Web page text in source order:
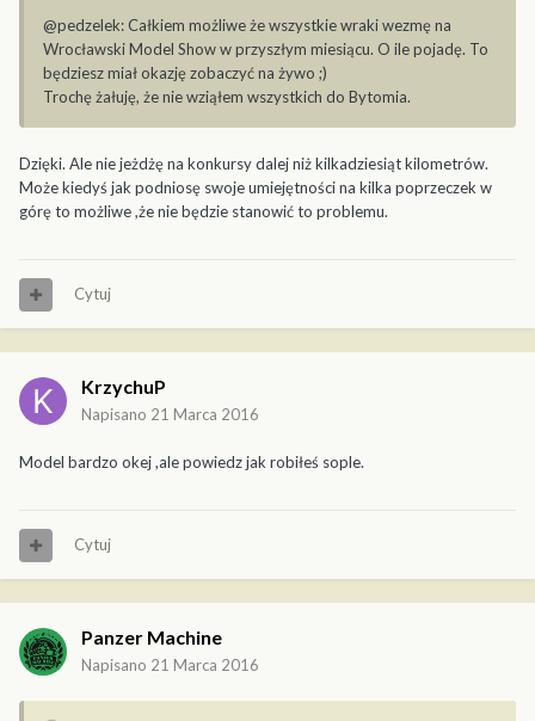
@pedzelek: Całkiem możliwe że wszystkie wraki wezmę na
Wrocławski Model Show w przyszłym miesiącu. O ile pojadę. To
będziesz miał okazję zobaczyć na żywo ;)
Trochę żałuję, że nie wziąłem wszystkich do Bytomia.
Dzięki. Ale nie jeżdżę na konkursy dalej niż kilkadziesiąt kilometrów.
Może kiedyś jak podniosę swoje umiejętności na kilka poprzeczek w
górę to możliwe ,że nie będzie stanowić to problemu.
Cytuj
KrzychuP
Napisano 21 Marca 2016
Model bardzo okej ,ale powiedz jak robiłeś sople.
Cytuj
Panzer Machine
Napisano 21 Marca 2016